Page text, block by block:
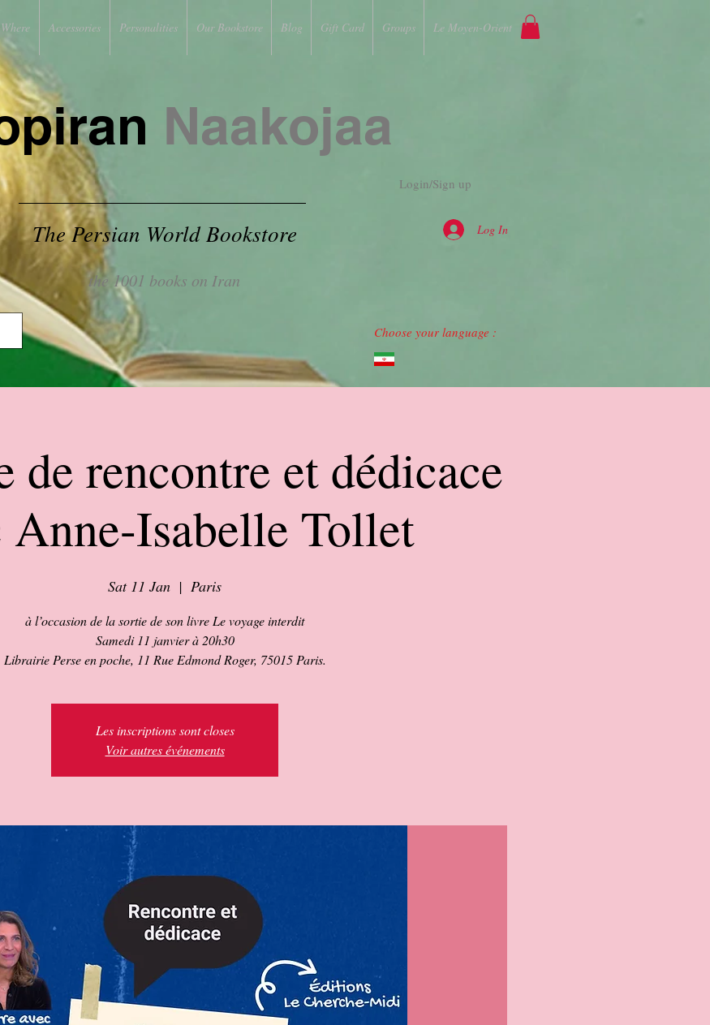
Accessories Personalities Our Bookstore Blog Gift Card Groups Le Moyen-Orient
Login/Sign up
Naakojaa
The Persian World Bookstore Log In
the 1001 books on Iran
Choose your language :
de rencontre et dédicace
Anne-Isabelle Tollet
Sat 11 Jan
  |
Paris
à l’occasion de la sortie de son livre Le voyage interdit
Samedi 11 janvier à 20h30
Librairie Perse en poche, 11 Rue Edmond Roger, 75015 Paris.
Les inscriptions sont closes
Voir autres événements